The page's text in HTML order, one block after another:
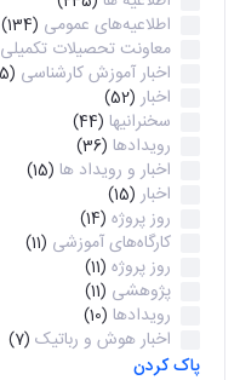
اطلاعیه‌های عمومی (134)
معاونت تحصیلات تکمیلی
اخبار آموزش کارشناسی (65)
اخبار (52)
سخنرانیها (44)
رویدادها (36)
اخبار و رویداد ها (15)
اخبار (15)
روز پروژه (14)
کارگاه‌های آموزشی (11)
روز پروژه (11)
پژوهشی (11)
رویدادها (10)
اخبار هوش و رباتیک (7)
پاک کردن